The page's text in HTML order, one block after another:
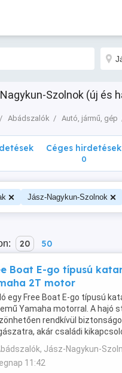
Szolnok (új és
Abádszalók Autó, jármű, gép
Céges hirdetések
0
Jász-Nagykun-Szolnok
20 50
Boat E-go típusú
2T motor
egy Free Boat E-go típusú
Yamaha motorral. A hajó
rendkívül
akár családi
karbantartott, jó állapotban
Jász-Nagykun-
11:42